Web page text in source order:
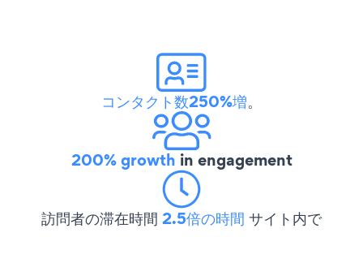
コンタクト数250%増。
200% growth in engagement
訪問者の滞在時間 2.5倍の時間 サイト内で